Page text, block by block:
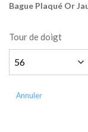
Bague Plaqué Or
Tour de doigt
Annuler